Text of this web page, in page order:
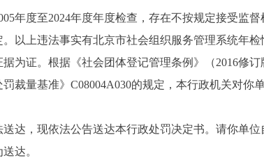
度至2024年度年度检查，存在不按规定接受监督
以上违法事实有北京市社会组织服务管理系统年
为证。根据《社会团体登记管理条例》（2016修
裁量基准》C08004A030的规定，本行政机关对你
，现依法公告送达本行政处罚决定书。请你单位
达。